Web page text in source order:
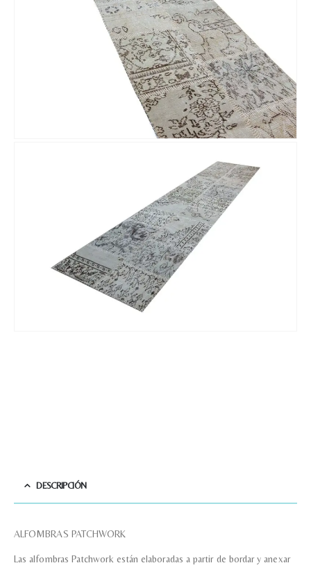
DESCRIPCIÓN
ALFOMBRAS PATCHWORK
Las alfombras Patchwork están elaboradas a partir de bordar y anexar
Correo electronico*
Tu mensaje.